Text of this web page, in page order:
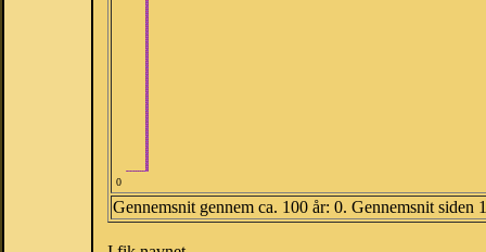
0
Gennemsnit gennem ca. 100 år: 0. Gennemsnit siden